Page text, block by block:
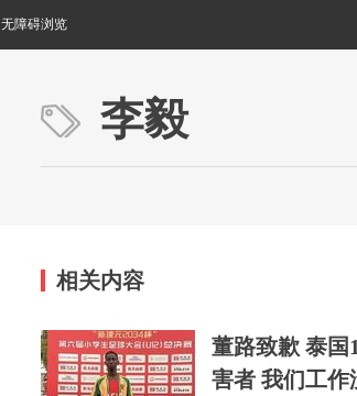
无障碍浏览
李毅
相关内容
董路致歉 泰国
害者 我们工作